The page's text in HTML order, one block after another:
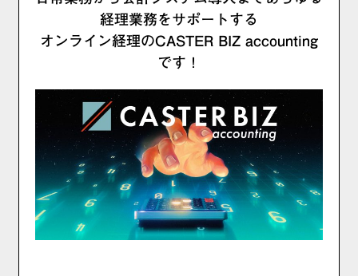
経理業務をサポートする
オンライン経理のCASTER BIZ accounting
です！